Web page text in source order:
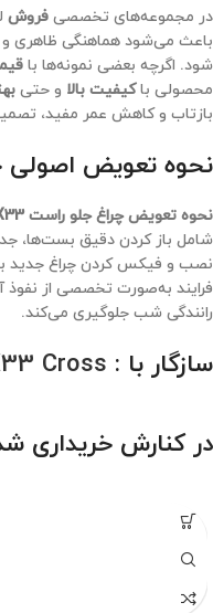
در مجموعه‌های تخصصیفروش
باعث می‌شود هماهنگی ظاهری
شود. اگرچه بعضی نمونه‌ها با
محصولی باکیفیت بالا و حتی
بازتاب و کاهش عمر مفید،
نحوه تعویض اصولی
نحوه تعویض چراغ جلو راست X33 کراس اتومات توسط کارشناس مکانیک
شامل باز کردن دقیق بست‌ها،
نصب و فیکس کردن چراغ جدید
فرایند به‌صورت تخصصی از
رانندگی شب جلوگیری می‌کند.
سازگار با : Cross
در کنارش خریداری